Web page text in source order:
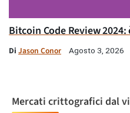
Bitcoin Code Review
Di Jason Conor Agosto 3, 2026
Mercati crittografici dal